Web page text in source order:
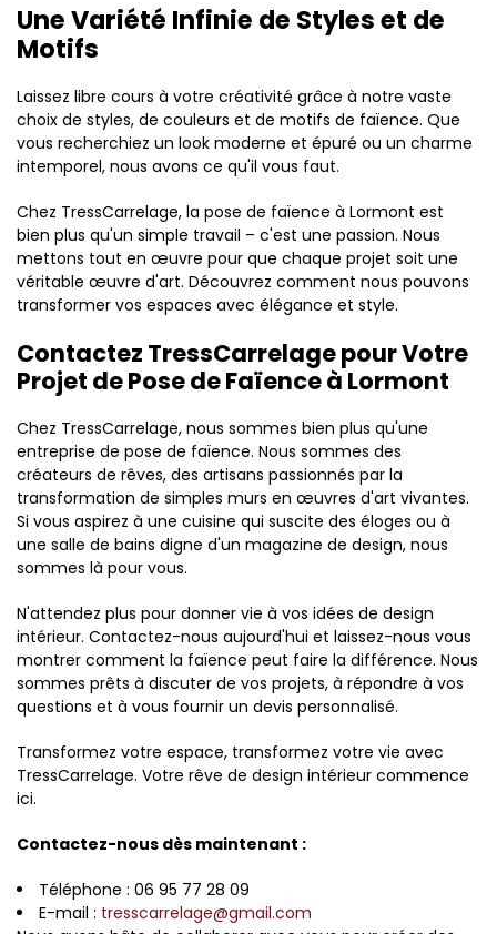
Une Variété Infinie de Styles et de
Motifs
Laissez libre cours à votre créativité grâce à notre vaste
choix de styles, de couleurs et de motifs de faïence. Que
vous recherchiez un look moderne et épuré ou un charme
intemporel, nous avons ce qu'il vous faut.
Chez TressCarrelage, la pose de faïence à Lormont est
bien plus qu'un simple travail – c'est une passion. Nous
mettons tout en œuvre pour que chaque projet soit une
véritable œuvre d'art. Découvrez comment nous pouvons
transformer vos espaces avec élégance et style.
Contactez TressCarrelage pour Votre
Projet de Pose de Faïence à Lormont
Chez TressCarrelage, nous sommes bien plus qu'une
entreprise de pose de faïence. Nous sommes des
créateurs de rêves, des artisans passionnés par la
transformation de simples murs en œuvres d'art vivantes.
Si vous aspirez à une cuisine qui suscite des éloges ou à
une salle de bains digne d'un magazine de design, nous
sommes là pour vous.
N'attendez plus pour donner vie à vos idées de design
intérieur. Contactez-nous aujourd'hui et laissez-nous vous
montrer comment la faïence peut faire la différence. Nous
sommes prêts à discuter de vos projets, à répondre à vos
questions et à vous fournir un devis personnalisé.
Transformez votre espace, transformez votre vie avec
TressCarrelage. Votre rêve de design intérieur commence
ici.
Contactez-nous dès maintenant :
Téléphone : 06 95 77 28 09
E-mail : tresscarrelage@gmail.com